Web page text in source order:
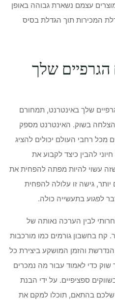
עצמם נשארת גבוהה באופן
המכירות תוך הגדלת בסיס
שלך
שלך באינטרנט, תמחורם
הצלחה בשוק. האינטרנט מספק
רחבי העולם יכולים להציג
להבין כיצד לקבוע את
עשוי להיות מפתה להפחית את
גישה זו עלולה להפחית
לפגוע בתעשייה כולה.
לבין הערכה נאותה של
קח בחשבון גורמים כמו מורכבות
והזמן המושקע ביצירת כל
שוק כדי לאמוד עבור מה נמכרים
ספציפיים. על ידי הבנת
שלכם בהתאם, תוכלו למקם את